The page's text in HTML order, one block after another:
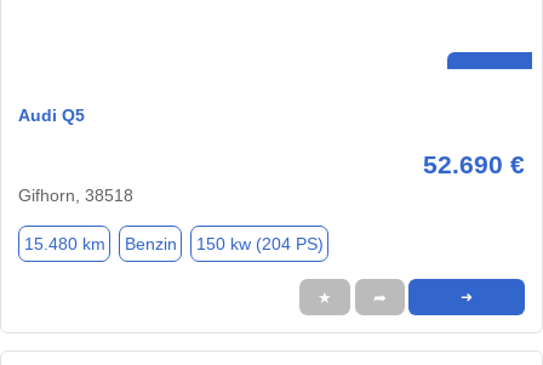
Audi Q5
52.690 €
Gifhorn, 38518
15.480 km Benzin 150 kw (204 PS)
★ ➦ ➜